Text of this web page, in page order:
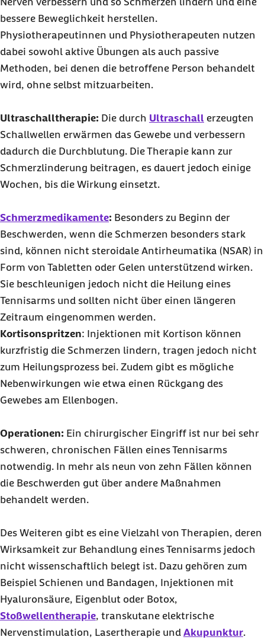
bessere Beweglichkeit herstellen.
Physiotherapeutinnen und Physiotherapeuten nutzen
dabei sowohl aktive Übungen als auch passive
Methoden, bei denen die betroffene Person behandelt
wird, ohne selbst mitzuarbeiten.
Ultraschalltherapie: Die durch Ultraschall erzeugten
Schallwellen erwärmen das Gewebe und verbessern
dadurch die Durchblutung. Die Therapie kann zur
Schmerzlinderung beitragen, es dauert jedoch einige
Wochen, bis die Wirkung einsetzt.
Schmerzmedikamente: Besonders zu Beginn der
Beschwerden, wenn die Schmerzen besonders stark
sind, können nicht steroidale Antirheumatika (NSAR) in
Form von Tabletten oder Gelen unterstützend wirken.
Sie beschleunigen jedoch nicht die Heilung eines
Tennisarms und sollten nicht über einen längeren
Zeitraum eingenommen werden.
Kortisonspritzen: Injektionen mit Kortison können
kurzfristig die Schmerzen lindern, tragen jedoch nicht
zum Heilungsprozess bei. Zudem gibt es mögliche
Nebenwirkungen wie etwa einen Rückgang des
Gewebes am Ellenbogen.
Operationen: Ein chirurgischer Eingriff ist nur bei sehr
schweren, chronischen Fällen eines Tennisarms
notwendig. In mehr als neun von zehn Fällen können
die Beschwerden gut über andere Maßnahmen
behandelt werden.
Des Weiteren gibt es eine Vielzahl von Therapien, deren
Wirksamkeit zur Behandlung eines Tennisarms jedoch
nicht wissenschaftlich belegt ist. Dazu gehören zum
Beispiel Schienen und Bandagen, Injektionen mit
Hyaluronsäure, Eigenblut oder Botox,
Stoßwellentherapie, transkutane elektrische
Nervenstimulation, Lasertherapie und Akupunktur.